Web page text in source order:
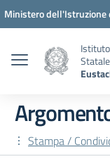
Vai ai contenuti
Vai al menu di
Vai al footer
Ministero dell'Istruzione
Statale
Stampa /